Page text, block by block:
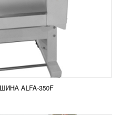
ALFA-350F
Alfa-350T Настольная
Alfa-350T
крутого теста для
Добавить в сравнение